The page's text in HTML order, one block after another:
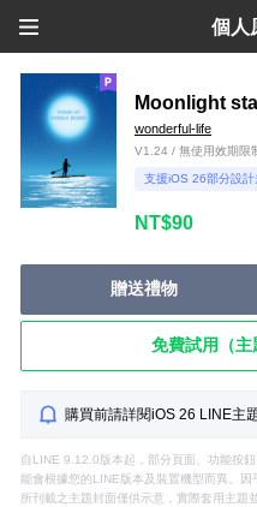
個人
Moonlight
wonderful-life
V1.24 / 無使用效期限
支援iOS 26部分設計
NT$90
贈送禮物
免費試用（主
購買前請詳閱iOS 26 LINE主
自LINE 9.12.0版本起，部分頁面、功能按
能會根據您的LINE版本及裝置機型而異。
所刊載之主題封面僅供示意，實際套用主題